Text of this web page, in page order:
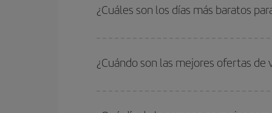
¿Cuáles son los días más baratos
quieres ir y en qué fechas habías pensado
para que puedas encontrar la mejor oferta.
¿Cuándo son las mejores ofertas
periodos de vacaciones escolares son